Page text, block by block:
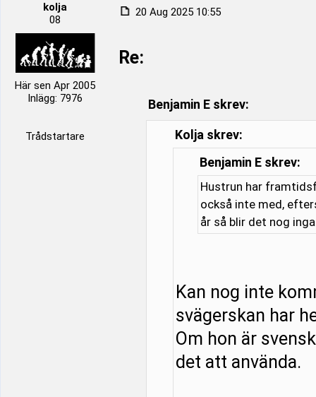
kolja
08
Här sen Apr 2005
Inlägg: 7976
Trådstartare
20 Aug 2025 10:55
Re:
Benjamin E skrev:
Kolja skrev:
Benjamin E skrev:
Hustrun har
också inte med,
år så blir det nog
Kan nog inte
svägerskan har
Om hon är
det att använda.